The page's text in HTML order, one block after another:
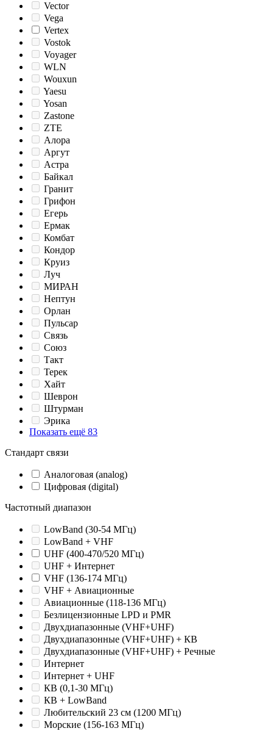
Vector
Vega
Vertex
Vostok
Voyager
WLN
Wouxun
Yaesu
Yosan
Zastone
ZTE
Алора
Аргут
Астра
Байкал
Гранит
Грифон
Егерь
Ермак
Комбат
Кондор
Круиз
Луч
МИРАН
Нептун
Орлан
Пульсар
Связь
Союз
Такт
Терек
Хайт
Шеврон
Штурман
Эрика
Показать ещё 83
Стандарт связи
Аналоговая (analog)
Цифровая (digital)
Частотный диапазон
LowBand (30-54 МГц)
LowBand + VHF
UHF (400-470/520 МГц)
UHF + Интернет
VHF (136-174 МГц)
VHF + Авиационные
Авиационные (118-136 МГц)
Безлицензионные LPD и PMR
Двухдиапазонные (VHF+UHF)
Двухдиапазонные (VHF+UHF) + КВ
Двухдиапазонные (VHF+UHF) + Речные
Интернет
Интернет + UHF
КВ (0,1-30 МГц)
КВ + LowBand
Любительский 23 см (1200 МГц)
Морские (156-163 МГц)